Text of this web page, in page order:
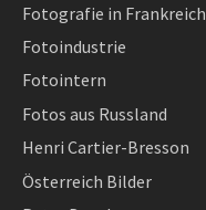
Fotografie in Frankreich
Fotoindustrie
Fotointern
Fotos aus Russland
Henri Cartier-Bresson
Österreich Bilder